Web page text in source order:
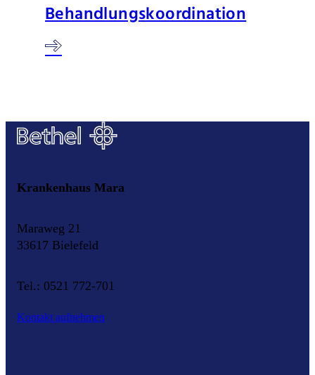
Behandlungskoordination
Krankenhaus Mara
Maraweg 21
33617 Bielefeld
Tel.: 0521 772-701
Kontakt aufnehmen